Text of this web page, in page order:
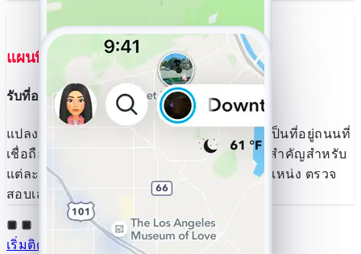
แผนที่เส้นทาง
รับที่อยู่จากจุด GPS ตอนนี้
แปลงพิกัด GPS จากบัญชี TikTok ที่ติดตามได้เป็นที่อยู่ถนนที่
เชื่อถือได้ ระบุเมือง รหัสไปรษณีย์ และสถานที่สำคัญสำหรับ
แต่ละตำแหน่ง เหมาะสำหรับการตรวจสอบตำแหน่ง ตรวจ
สอบเส้นทาง หรือค้นหาสถานที่ใหม่ๆ
เริ่มติดตามตอนนี้